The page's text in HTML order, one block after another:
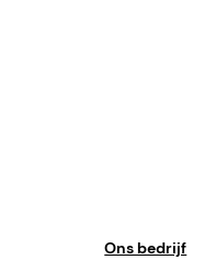
Ons bedrijf